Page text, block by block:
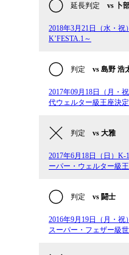
延長判定 vs 卜
2018年3月21日（水・祝
K’FESTA.1～
判定 vs 島野 浩
2017年09月18日（月・
代ウェルター級王座決
判定 vs 大雅
2017年6月18日（日）K-
ーパー・ウェルター級
判定 vs 闘士
2016年9月19日（月・祝
スーパー・フェザー級